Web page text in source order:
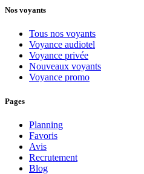
Nos voyants
Tous nos voyants
Voyance audiotel
Voyance privée
Nouveaux voyants
Voyance promo
Pages
Planning
Favoris
Avis
Recrutement
Blog